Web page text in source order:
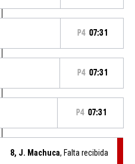
P4 07:31
P4 07:31
P4 07:31
8, J. Machuca, Falta recibida